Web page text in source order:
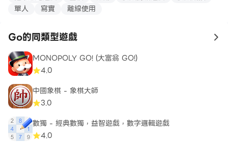
單人
寫實 離線使用
Go的同類型遊戲 to
MONOPOLY GO! (大富翁 GO!)
4.0
中國象棋 - 象棋大師
3.0
數獨 - 經典數獨，益智遊戲，數字邏輯遊戲
4.0